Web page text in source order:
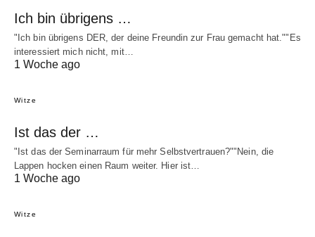
Ich bin übrigens …
"Ich bin übrigens DER, der deine Freundin zur Frau gemacht hat.""Es
interessiert mich nicht, mit…
1 Woche ago
Witze
Ist das der …
"Ist das der Seminarraum für mehr Selbstvertrauen?""Nein, die
Lappen hocken einen Raum weiter. Hier ist…
1 Woche ago
Witze